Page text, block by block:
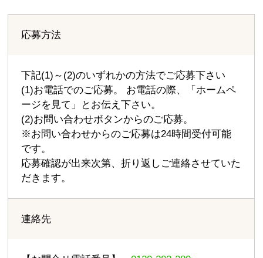
応募方法
下記(1)～(2)のいずれかの方法でご応募下さい
(1)お電話でのご応募。 お電話の際、「ホームペ
ージを見て」とお伝え下さい。
(2)お問い合わせボタンからのご応募。
※お問い合わせからのご応募は24時間受付可能
です。
応募確認が出来次第、折り返しご連絡させていた
だきます。
連絡先